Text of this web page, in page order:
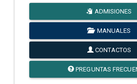
ADMISIONES
MANUALES
CONTACTOS
PREGUNTAS